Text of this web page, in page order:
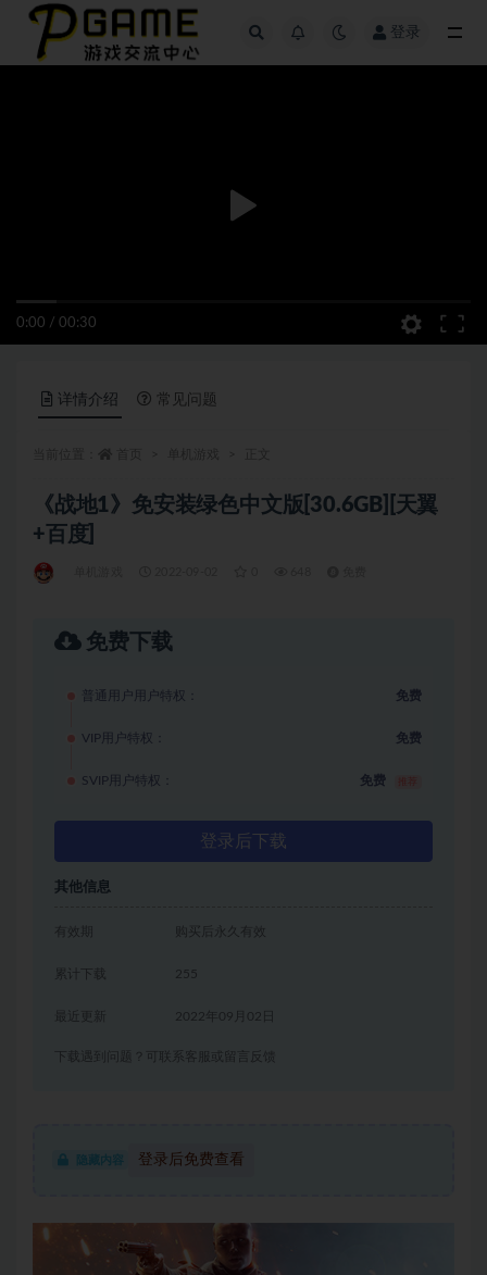
登录
0:00 / 00:30
详情介绍 常见问题
《战地1》免安装绿色中文版[30.6GB][天翼
+百度]
免费下载
普通用户用户特权： 免费
VIP用户特权： 免费
SVIP用户特权： 免费
登录后下载
其他信息
有效期 购买后永久有效
累计下载 255
2022年09月02日
下载遇到问题？可联系客服或留言反馈
隐藏内容 登录后免费查看
全部